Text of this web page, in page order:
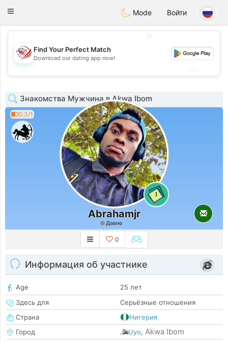
Dating
Toggle
Mode Войти
💖
💕
Find Your Perfect Match
Download our dating app now!
Знакомства Мужчина в Akwa Ibom
0.3/1
1
Abrahamjr
Давно
0
Информация об участнике
Age
25 лет
Здесь для
Серьёзные отношения
Страна
Нигерия
Город
Uyo, Akwa Ibom